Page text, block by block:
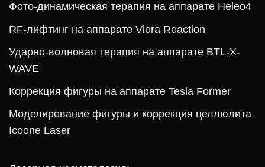
Фото-динамическая терапия на аппарате Heleo4
RF-лифтинг на аппарате Viora Reaction
Ударно-волновая терапия на аппарате BTL-X-
WAVE
Коррекция фигуры на аппарате Tesla Former
Моделирование фигуры и коррекция целлюлита
Icoone Laser